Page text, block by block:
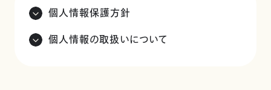
個人情報保護方針
個人情報の取扱いについて